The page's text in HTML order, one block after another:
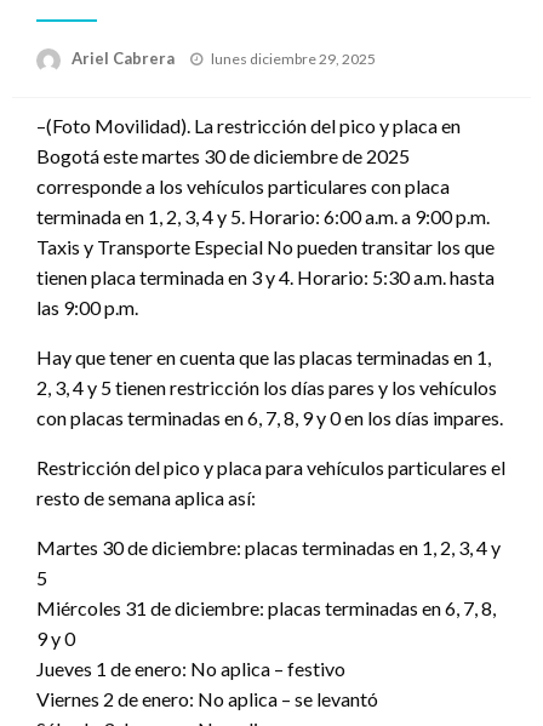
Ariel Cabrera
Publicado
lunes diciembre 29, 2025
–(Foto Movilidad). La restricción del pico y placa en
Bogotá este martes 30 de diciembre de 2025
corresponde a los vehículos particulares con placa
terminada en 1, 2, 3, 4 y 5. Horario: 6:00 a.m. a 9:00 p.m.
Taxis y Transporte Especial No pueden transitar los que
tienen placa terminada en 3 y 4. Horario: 5:30 a.m. hasta
las 9:00 p.m.
Hay que tener en cuenta que las placas terminadas en 1,
2, 3, 4 y 5 tienen restricción los días pares y los vehículos
con placas terminadas en 6, 7, 8, 9 y 0 en los días impares.
Restricción del pico y placa para vehículos particulares el
resto de semana aplica así:
Martes 30 de diciembre: placas terminadas en 1, 2, 3, 4 y
5
Miércoles 31 de diciembre: placas terminadas en 6, 7, 8,
9 y 0
Jueves 1 de enero: No aplica – festivo
Viernes 2 de enero: No aplica – se levantó